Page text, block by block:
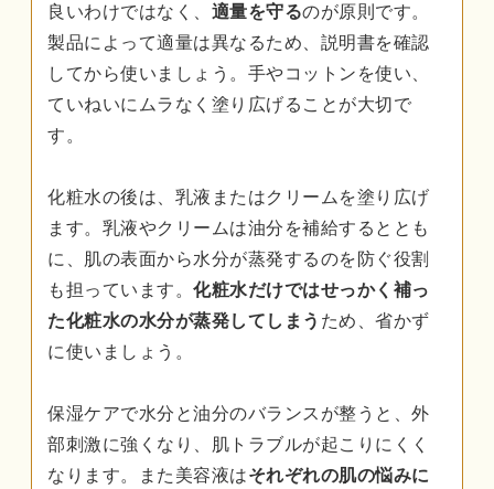
良いわけではなく、 適量を守るのが原則です。
製品によって適量は異なるため、説明書を確認
してから使いましょう。手やコットンを使い、
ていねいにムラなく塗り広げることが大切で
す。
化粧水の後は、乳液またはクリームを塗り広げ
ます。乳液やクリームは油分を補給するととも
に、肌の表面から水分が蒸発するのを防ぐ役割
も担っています。 化粧水だけではせっかく補っ
た化粧水の水分が蒸発してしまう ため、省かず
に使いましょう。
保湿ケアで水分と油分のバランスが整うと、外
部刺激に強くなり、肌トラブルが起こりにくく
なります。また美容液はそれぞれの肌の悩みに